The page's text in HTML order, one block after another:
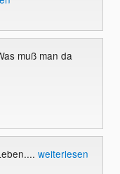
muß man da
weiterlesen